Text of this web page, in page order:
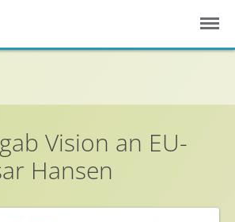
Vision an EU-
Hansen